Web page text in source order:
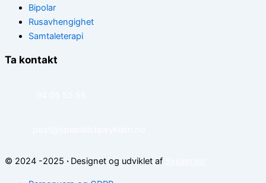
Bipolar
Rusavhengighet
Samtaleterapi
Ta kontakt
© 2024 -2025 · Designet og udviklet af